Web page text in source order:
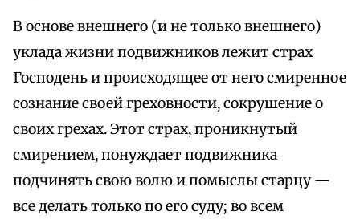
В основе внешнего (и не только внешнего)
уклада жизни подвижников лежит страх
Господень и происходящее от него смиренное
сознание своей греховности, сокрушение о
своих грехах. Этот страх, проникнутый
смирением, понуждает подвижника
подчинять свою волю и помыслы старцу —
все делать только по его суду; во всем